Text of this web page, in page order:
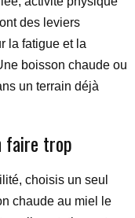
des leviers
la fatigue et la
boisson chaude ou
un terrain déjà
faire trop
choisis un seul
chaude au miel le